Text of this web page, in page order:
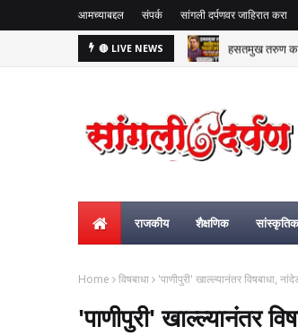
आमच्याबद्दल संपर्क सांगली दर्पणवर जाहिरात करा
🔴 LIVE NEWS हसतमुख तरुण
राजकीय शैक्षणिक सांस्कृतिक
Home विषबाधा 'पाणीपुरी' खाल्ल्यानंतर विषबाधा,
'पाणीपुरी' खाल्ल्यानंतर